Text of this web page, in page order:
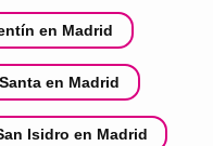
en Madrid
en Madrid
Isidro en Madrid